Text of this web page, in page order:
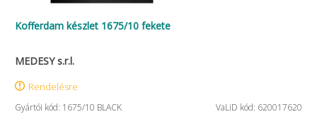
Kofferdam készlet 1675/10 fekete
MEDESY s.r.l.
Rendelésre
Gyártói kód: 1675/10 BLACK VaLiD kód: 620017620